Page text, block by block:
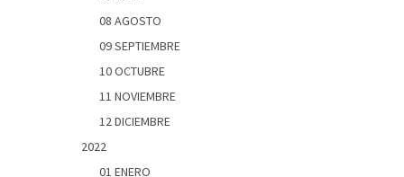
08 AGOSTO
09 SEPTIEMBRE
10 OCTUBRE
11 NOVIEMBRE
12 DICIEMBRE
2022
01 ENERO